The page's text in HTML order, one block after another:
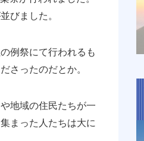
びました。
例祭にて行われるも
さったのだとか。
地域の住民たちが一
まった人たちは大に